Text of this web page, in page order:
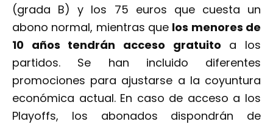
(grada B) y los 75 euros que cuesta un
abono normal, mientras que los menores de
10 años tendrán acceso gratuito a los
partidos. Se han incluido diferentes
promociones para ajustarse a la coyuntura
económica actual. En caso de acceso a los
Playoffs, los abonados dispondrán de